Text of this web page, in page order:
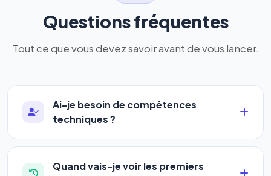
Questions fréquentes
Tout ce que vous devez savoir avant de vous lancer.
Ai-je besoin de compétences
techniques ?
Absolument pas. Notre logiciel a été conçu pour
être accessible àtous les profils: artisans,
Quand vais-je voir les premiers